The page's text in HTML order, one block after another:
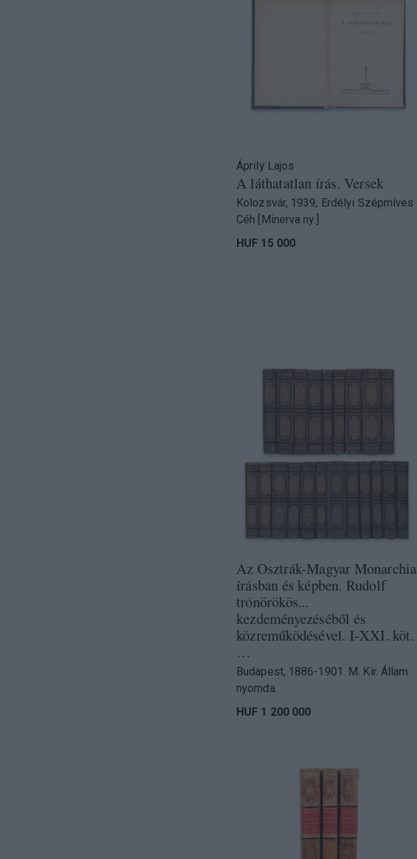
Áprily Lajos
A láthatatlan írás. Versek
Kolozsvár, 1939, Erdélyi Szépmíves
Céh [Minerva ny.]
HUF 15 000
Az Osztrák-Magyar Monarchia
írásban és képben. Rudolf
trónörökös...
kezdeményezéséből és
közreműködésével. I-XXI. köt.
…
Budapest, 1886-1901. M. Kir. Állam
nyomda.
HUF 1 200 000